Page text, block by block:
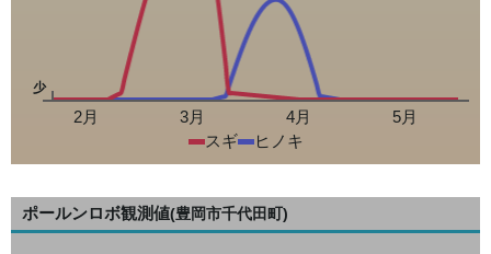
少
2月 3月 4月
5月
スギ
ヒノキ
ポールンロボ観測値(豊岡市千代田町)